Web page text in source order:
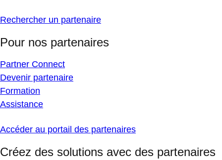
Rechercher un partenaire
Pour nos partenaires
Partner Connect
Devenir partenaire
Formation
Assistance
Accéder au portail des partenaires
Créez des solutions avec des partenaires